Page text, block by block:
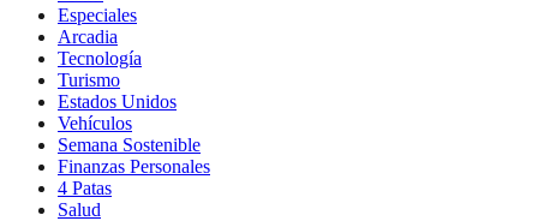
Especiales
Arcadia
Tecnología
Turismo
Estados Unidos
Vehículos
Semana Sostenible
Finanzas Personales
4 Patas
Salud